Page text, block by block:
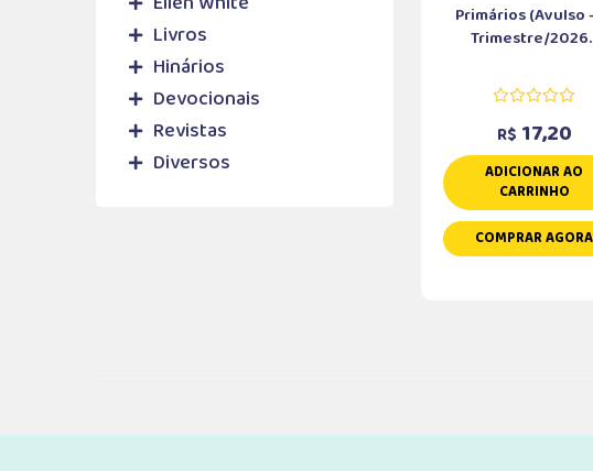
Livros
Hinários
Devocionais
Revistas
Diversos
Primários (Avulso
Trimestre/
R$ 17,20
ADICIONAR AO
CARRINHO
COMPRAR AGORA